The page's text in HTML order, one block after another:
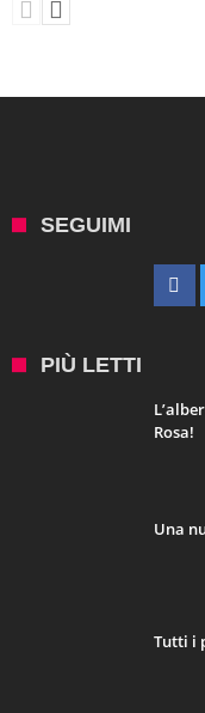
SEGUIMI
PIÙ LETTI
Rosa!
Una
Tutti i